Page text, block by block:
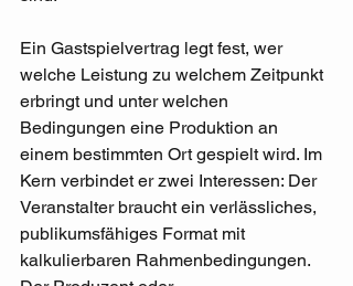
Ein Gastspielvertrag legt fest, wer
welche Leistung zu welchem Zeitpunkt
erbringt und unter welchen
Bedingungen eine Produktion an
einem bestimmten Ort gespielt wird. Im
Kern verbindet er zwei Interessen: Der
Veranstalter braucht ein verlässliches,
publikumsfähiges Format mit
kalkulierbaren Rahmenbedingungen.